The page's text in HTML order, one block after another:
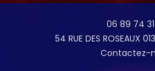
06 89 74 31
54 RUE DES ROSEAUX
Contactez-